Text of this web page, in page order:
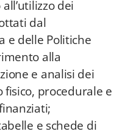
dei
dal
e delle Politiche
alla
e analisi dei
procedurale e
e schede di